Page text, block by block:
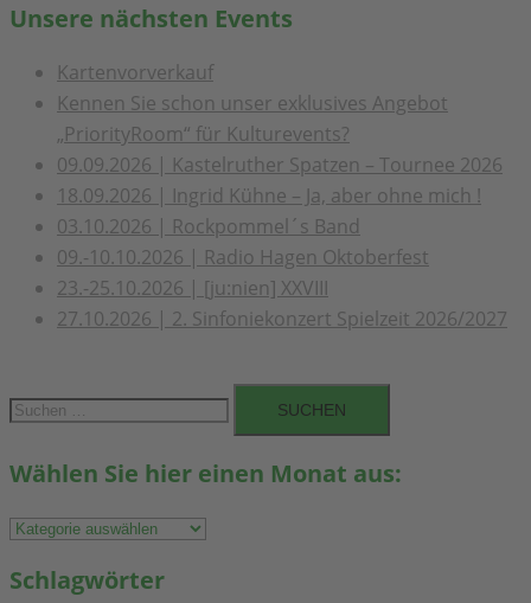
Unsere nächsten Events
Kartenvorverkauf
Kennen Sie schon unser exklusives Angebot
„PriorityRoom“ für Kulturevents?
09.09.2026 | Kastelruther Spatzen – Tournee 2026
18.09.2026 | Ingrid Kühne – Ja, aber ohne mich !
03.10.2026 | Rockpommel´s Band
09.-10.10.2026 | Radio Hagen Oktoberfest
23.-25.10.2026 | [ju:nien] XXVIII
27.10.2026 | 2. Sinfoniekonzert Spielzeit 2026/2027
Suchen
nach:
Wählen Sie hier einen Monat aus:
Wählen
hier
Schlagwörter